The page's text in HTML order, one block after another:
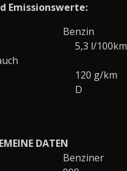
Emissionswerte:
Benzin
5,3 l/100km
120 g/km
D
DATEN
Benziner